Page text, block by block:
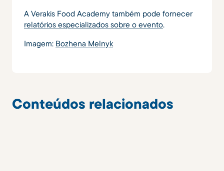
A Verakis Food Academy também pode fornecer
relatórios especializados sobre o evento.
Imagem: Bozhena Melnyk
Conteúdos relacionados